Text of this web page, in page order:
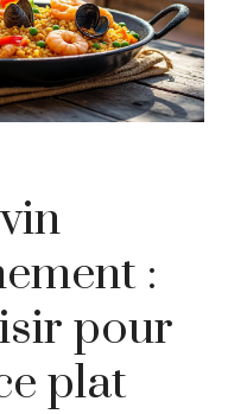
:
pour
plat